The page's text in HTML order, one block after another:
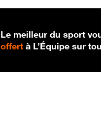
Le meilleur du sport
offert à L’Équipe sur